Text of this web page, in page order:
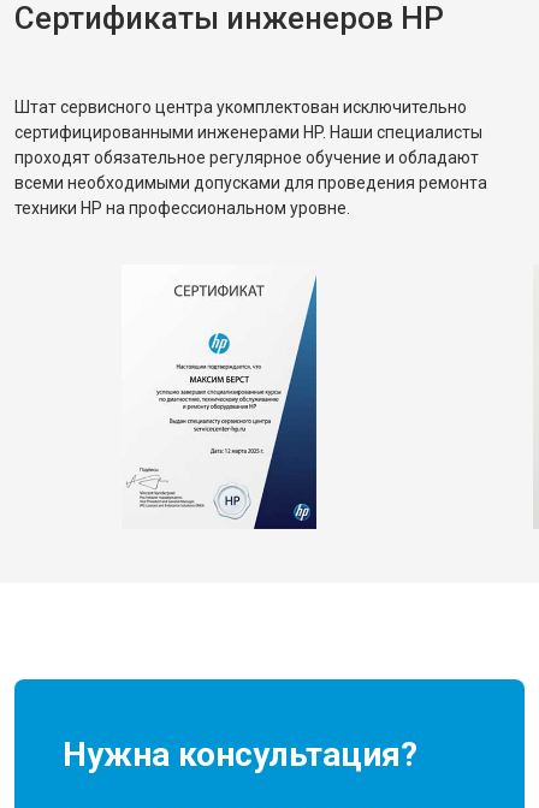
Сертификаты инженеров HP
Штат сервисного центра укомплектован исключительно
сертифицированными инженерами HP. Наши специалисты
проходят обязательное регулярное обучение и обладают
всеми необходимыми допусками для проведения ремонта
техники HP на профессиональном уровне.
Нужна консультация?